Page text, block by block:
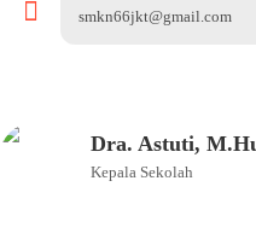
smkn66jkt@gmail.com
Dra. Astuti,
Kepala Sekolah